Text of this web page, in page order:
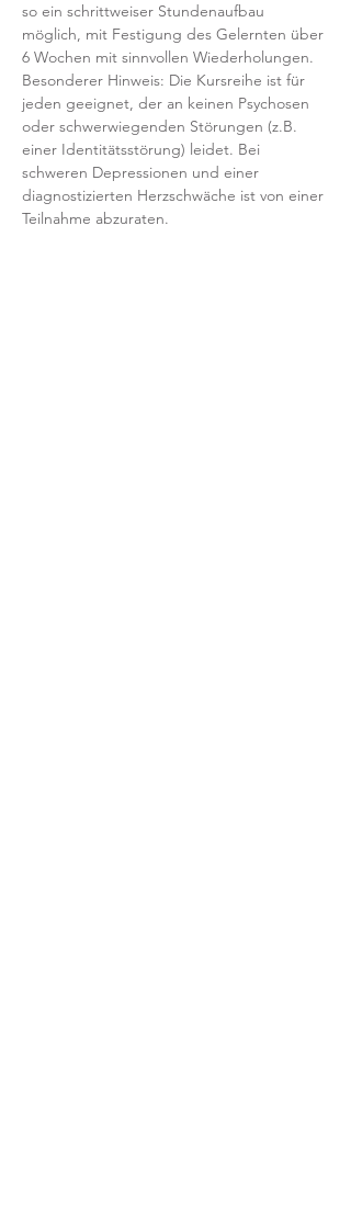
so ein schrittweiser Stundenaufbau
möglich, mit Festigung des Gelernten über
6 Wochen mit sinnvollen Wiederholungen.
Besonderer Hinweis: Die Kursreihe ist für
jeden geeignet, der an keinen Psychosen
oder schwerwiegenden Störungen (z.B.
einer Identitätsstörung) leidet. Bei
schweren Depressionen und einer
diagnostizierten Herzschwäche ist von einer
Teilnahme abzuraten.